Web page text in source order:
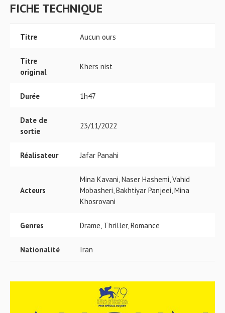
FICHE TECHNIQUE
Titre Aucun ours
Titre
original
Khers nist
Durée 1h47
Date de
sortie
23/11/2022
Réalisateur Jafar Panahi
Acteurs
Mina Kavani, Naser Hashemi, Vahid
Mobasheri, Bakhtiyar Panjeei, Mina
Khosrovani
Genres Drame, Thriller, Romance
Nationalité Iran